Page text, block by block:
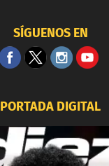
SÍGUENOS EN
PORTADA DIGITAL